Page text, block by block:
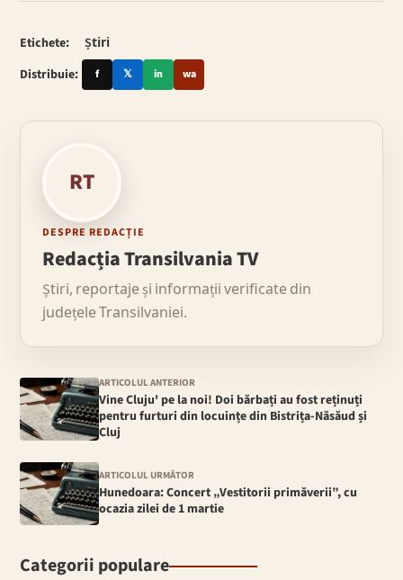
Etichete:
Știri
Distribuie:
f 𝕏 in wa
RT
DESPRE REDACȚIE
Redacția Transilvania TV
Știri, reportaje și informații verificate din
județele Transilvaniei.
ARTICOLUL ANTERIOR
Vine Cluju' pe la noi! Doi bărbați au fost reținuți
pentru furturi din locuințe din Bistrița-Năsăud și
Cluj
ARTICOLUL URMĂTOR
Hunedoara: Concert „Vestitorii primăverii”, cu
ocazia zilei de 1 martie
Categorii populare